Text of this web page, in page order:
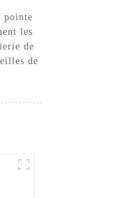
pointe
les
de
de